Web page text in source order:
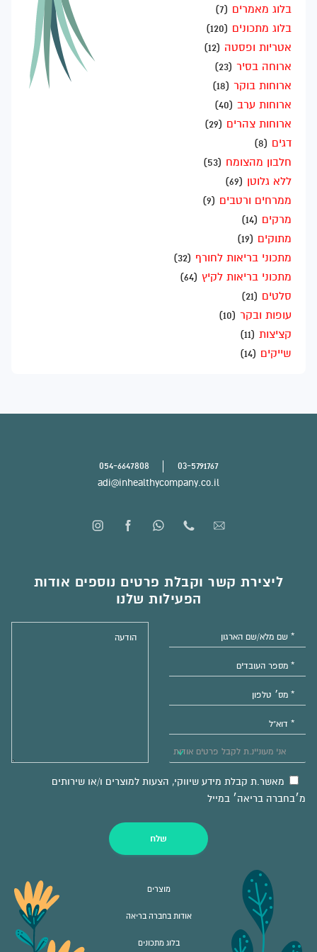
בלוג מאמרים (7)
בלוג מתכונים (120)
אטריות ופסטה (12)
ארוחה בסיר (23)
ארוחות בוקר (18)
ארוחות ערב (40)
ארוחות צהרים (29)
דגים (8)
חלבון מהצומח (53)
ללא גלוטן (69)
ממרחים ורטבים (9)
מרקים (14)
מתוקים (19)
מתכוני בריאות לחורף (32)
מתכוני בריאות לקיץ (64)
סלטים (21)
עופות ובקר (10)
קציצות (11)
שייקים (14)
03-5791767
054-6647808
adi@inhealthycompany.co.il
ליצירת קשר וקבלת פרטים נוספים אודות
הפעילות שלנו
מאשר.ת קבלת מידע שיווקי, הצעות למוצרים ו/או שירותים
מ׳בחברה בריאה׳ במייל
שלח
מוצרים
אודות בחברה בריאה
בלוג מתכונים